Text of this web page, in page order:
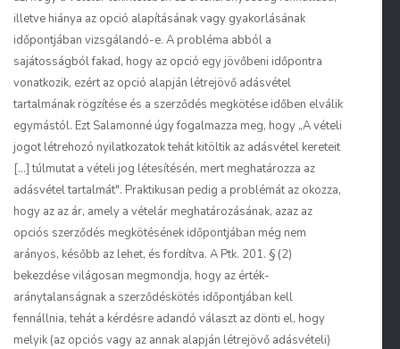
illetve hiánya az opció alapításának vagy gyakorlásának
időpontjában vizsgálandó-e. A probléma abból a
sajátosságból fakad, hogy az opció egy jövőbeni időpontra
vonatkozik, ezért az opció alapján létrejövő adásvétel
tartalmának rögzítése és a szerződés megkötése időben elválik
egymástól. Ezt Salamonné úgy fogalmazza meg, hogy „A vételi
jogot létrehozó nyilatkozatok tehát kitöltik az adásvétel kereteit
[...] túlmutat a vételi jog létesítésén, mert meghatározza az
adásvétel tartalmát". Praktikusan pedig a problémát az okozza,
hogy az az ár, amely a vételár meghatározásának, azaz az
opciós szerződés megkötésének időpontjában még nem
arányos, később az lehet, és fordítva. A Ptk. 201. § (2)
bekezdése világosan megmondja, hogy az érték­
aránytalanságnak a szerződéskötés időpontjában kell
fennállnia, tehát a kérdésre adandó választ az dönti el, hogy
melyik (az opciós vagy az annak alapján létrejövő adásvételi)